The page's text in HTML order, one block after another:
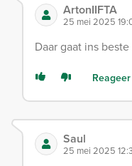
ArtonIIFTA
25 mei 2025
Daar gaat ins
Reageer
Saul
25 mei 2025